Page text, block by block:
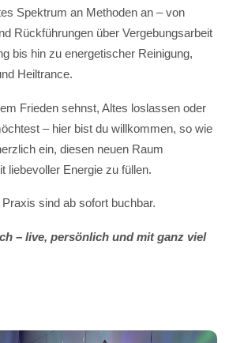
Spektrum an Methoden an – von
Rückführungen über Vergebungsarbeit
bis hin zu energetischer Reinigung,
Heiltrance.
Frieden sehnst, Altes loslassen oder
– hier bist du willkommen, so wie
ein, diesen neuen Raum
liebevoller Energie zu füllen.
sind ab sofort buchbar.
– live, persönlich und mit ganz viel